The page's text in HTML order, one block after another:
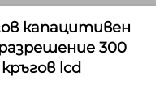
капацитивен
300
lcd